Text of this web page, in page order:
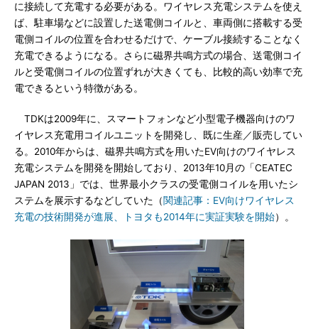
に接続して充電する必要がある。ワイヤレス充電システムを使え
ば、駐車場などに設置した送電側コイルと、車両側に搭載する受
電側コイルの位置を合わせるだけで、ケーブル接続することなく
充電できるようになる。さらに磁界共鳴方式の場合、送電側コイ
ルと受電側コイルの位置ずれが大きくても、比較的高い効率で充
電できるという特徴がある。
TDKは2009年に、スマートフォンなど小型電子機器向けのワ
イヤレス充電用コイルユニットを開発し、既に生産／販売してい
る。2010年からは、磁界共鳴方式を用いたEV向けのワイヤレス
充電システムを開発を開始しており、2013年10月の「CEATEC
JAPAN 2013」では、世界最小クラスの受電側コイルを用いたシ
ステムを展示するなどしていた（関連記事：EV向けワイヤレス
充電の技術開発が進展、トヨタも2014年に実証実験を開始）。